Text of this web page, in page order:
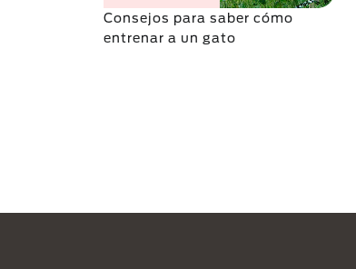
Consejos para saber cómo
entrenar a un gato